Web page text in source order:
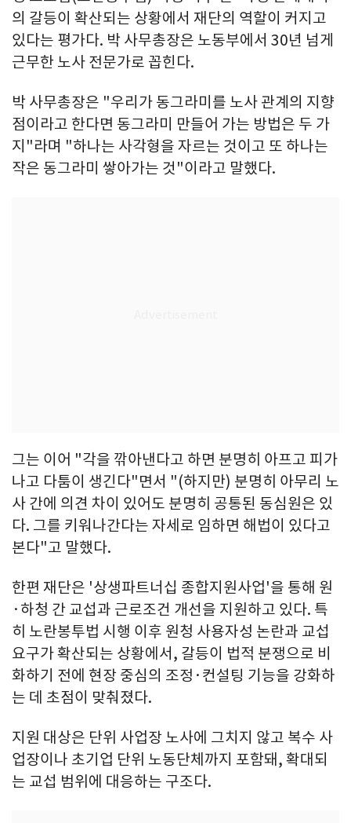
의 갈등이 확산되는 상황에서 재단의 역할이 커지고
있다는 평가다. 박 사무총장은 노동부에서 30년 넘게
근무한 노사 전문가로 꼽힌다.
박 사무총장은 "우리가 동그라미를 노사 관계의 지향
점이라고 한다면 동그라미 만들어 가는 방법은 두 가
지"라며 "하나는 사각형을 자르는 것이고 또 하나는
작은 동그라미 쌓아가는 것"이라고 말했다.
그는 이어 "각을 깎아낸다고 하면 분명히 아프고 피가
나고 다툼이 생긴다"면서 "(하지만) 분명히 아무리 노
사 간에 의견 차이 있어도 분명히 공통된 동심원은 있
다. 그를 키워나간다는 자세로 임하면 해법이 있다고
본다"고 말했다.
한편 재단은 '상생파트너십 종합지원사업'을 통해 원
·하청 간 교섭과 근로조건 개선을 지원하고 있다. 특
히 노란봉투법 시행 이후 원청 사용자성 논란과 교섭
요구가 확산되는 상황에서, 갈등이 법적 분쟁으로 비
화하기 전에 현장 중심의 조정·컨설팅 기능을 강화하
는 데 초점이 맞춰졌다.
지원 대상은 단위 사업장 노사에 그치지 않고 복수 사
업장이나 초기업 단위 노동단체까지 포함돼, 확대되
는 교섭 범위에 대응하는 구조다.